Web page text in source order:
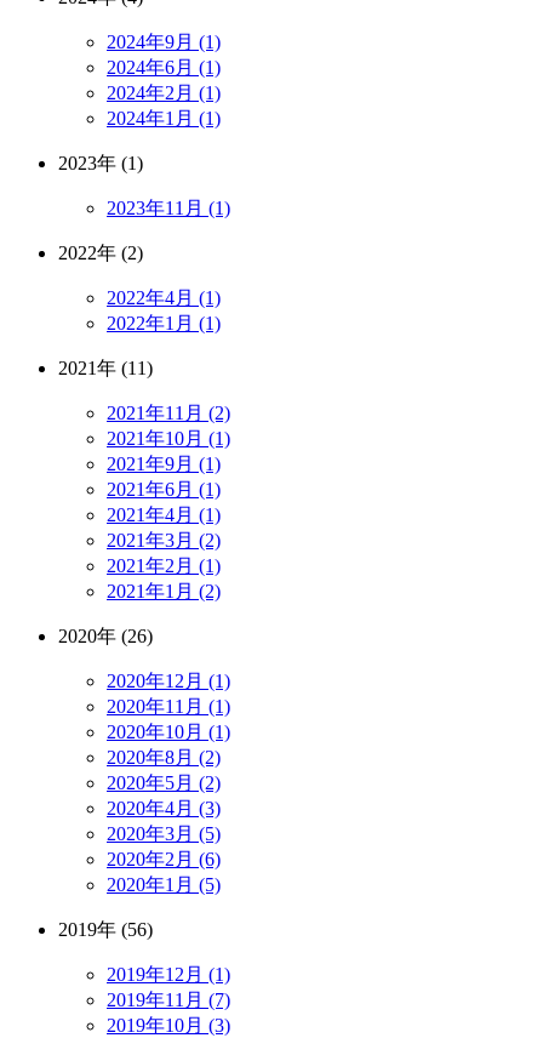
2024年9月 (1)
2024年6月 (1)
2024年2月 (1)
2024年1月 (1)
2023年 (1)
2023年11月 (1)
2022年 (2)
2022年4月 (1)
2022年1月 (1)
2021年 (11)
2021年11月 (2)
2021年10月 (1)
2021年9月 (1)
2021年6月 (1)
2021年4月 (1)
2021年3月 (2)
2021年2月 (1)
2021年1月 (2)
2020年 (26)
2020年12月 (1)
2020年11月 (1)
2020年10月 (1)
2020年8月 (2)
2020年5月 (2)
2020年4月 (3)
2020年3月 (5)
2020年2月 (6)
2020年1月 (5)
2019年 (56)
2019年12月 (1)
2019年11月 (7)
2019年10月 (3)